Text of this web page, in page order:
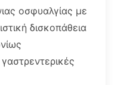
οσφυαλγίας με
δισκοπάθεια